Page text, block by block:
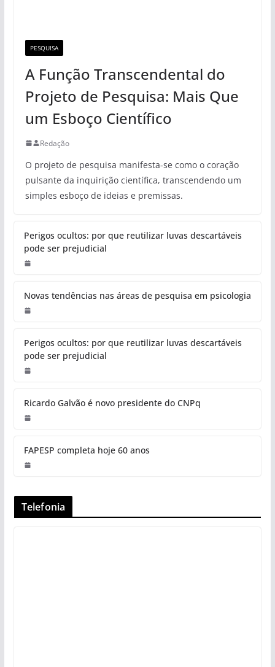
PESQUISA
A Função Transcendental do
Projeto de Pesquisa: Mais Que
um Esboço Científico
Redação
O projeto de pesquisa manifesta-se como o coração
pulsante da inquirição científica, transcendendo um
simples esboço de ideias e premissas.
Perigos ocultos: por que reutilizar luvas descartáveis
pode ser prejudicial
Novas tendências nas áreas de pesquisa em psicologia
Perigos ocultos: por que reutilizar luvas descartáveis
pode ser prejudicial
Ricardo Galvão é novo presidente do CNPq
FAPESP completa hoje 60 anos
Telefonia